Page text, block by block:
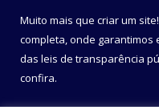
Muito mais que criar um
completa, onde garantimos
das leis de transparência
confira.